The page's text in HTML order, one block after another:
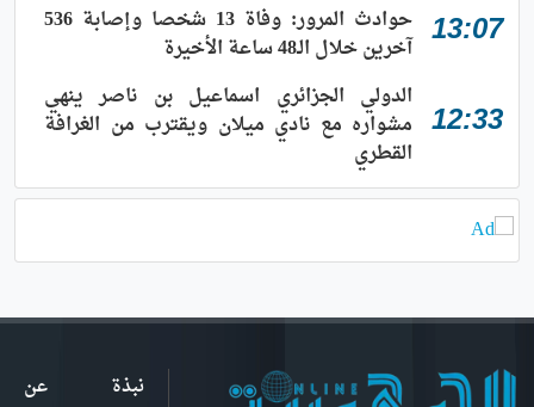
13:07 حوادث المرور: وفاة 13 شخصا وإصابة 536
آخرين خلال الـ48 ساعة الأخيرة
12:33
الدولي الجزائري اسماعيل بن ناصر ينهي
مشواره مع نادي ميلان ويقترب من الغرافة
القطري
نبذة عن